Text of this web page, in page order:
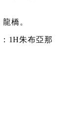
橋。
1H朱布亞那